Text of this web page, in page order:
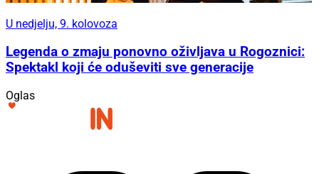
U nedjelju, 9. kolovoza
Legenda o zmaju ponovno oživljava u Rogoznici:
Spektakl koji će oduševiti sve generacije
Oglas